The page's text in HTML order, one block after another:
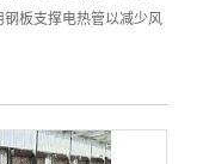
板支撑电热管以减少风
制装置。低温型可直接
同，